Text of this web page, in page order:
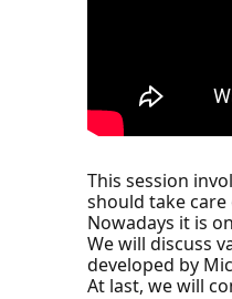
This session
should take
Nowadays it is
We will discuss
developed by
At last, we will